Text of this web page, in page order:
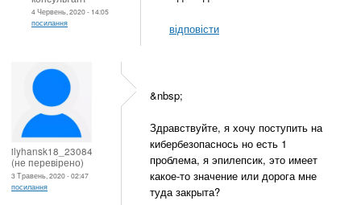
4 Червень, 2020 - 14:05
посилання
відповісти
ilyhansk18_23084
(не перевірено)
3 Травень, 2020 - 02:47
посилання
&nbsp;
Здравствуйте, я хочу поступить на
кибербезопаснось но есть 1
проблема, я эпилепсик, это имеет
какое-то значение или дорога мне
туда закрыта?